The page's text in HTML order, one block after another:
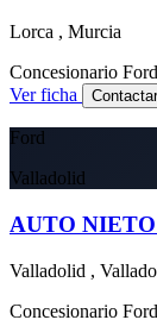
Lorca , Murcia
Concesionario Ford
Ver ficha
Contactar
Ford
Valladolid
AUTO NIETO
Valladolid ,
Concesionario Ford